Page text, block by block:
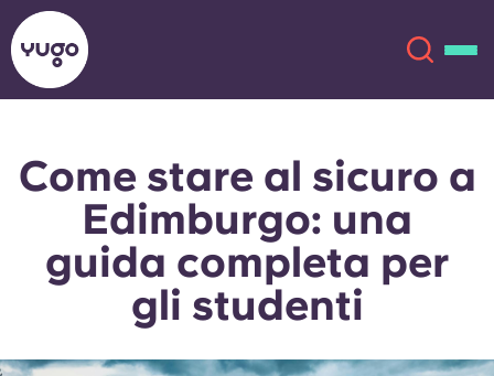
Chi siamo English (GB)
English (US)
Chinese Español
Come stare al sicuro a
Edimburgo: una
guida completa per
gli studenti